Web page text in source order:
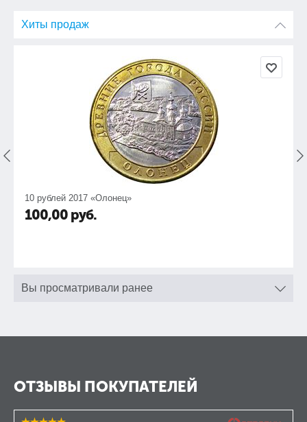
Хиты продаж
10 рублей 2017 «Олонец»
100,00 руб.
Вы просматривали ранее
ОТЗЫВЫ ПОКУПАТЕЛЕЙ